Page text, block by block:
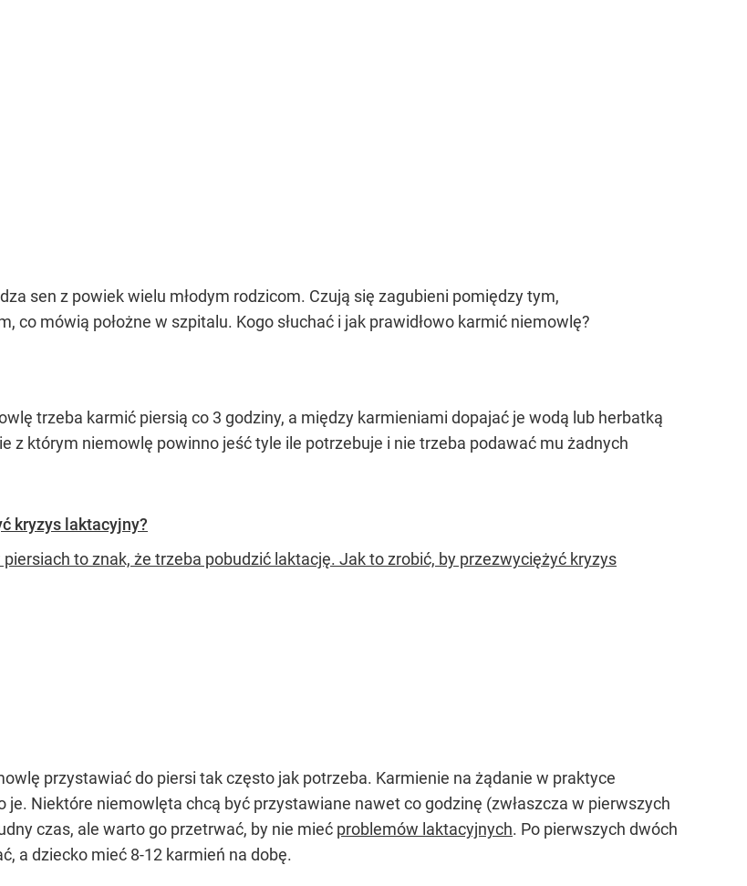
sen z powiek wielu młodym rodzicom. Czują się zagubieni pomiędzy tym,
co mówią położne w szpitalu. Kogo słuchać i jak prawidłowo karmić niemowlę?
trzeba karmić piersią co 3 godziny, a między karmieniami dopajać je wodą lub herbatką
z którym niemowlę powinno jeść tyle ile potrzebuje i nie trzeba podawać mu żadnych
kryzys laktacyjny?
piersiach to znak, że trzeba pobudzić laktację. Jak to zrobić, by przezwyciężyć kryzys
przystawiać do piersi tak często jak potrzeba. Karmienie na żądanie w praktyce
je. Niektóre niemowlęta chcą być przystawiane nawet co godzinę (zwłaszcza w pierwszych
czas, ale warto go przetrwać, by nie mieć problemów laktacyjnych. Po pierwszych dwóch
a dziecko mieć 8-12 karmień na dobę.